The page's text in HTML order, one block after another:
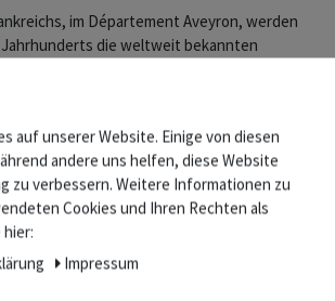
im Département Aveyron, werden
die weltweit bekannten
durch Qualität und Bewahrung der
werden aus edlen Materialien in
Die Klingen ziert der berühmte
bei der Herstellung werden
auf unserer Website. Einige von diesen
andere uns helfen, diese Website
zu verbessern. Weitere Informationen zu
Cookies und Ihren Rechten als
Impressum